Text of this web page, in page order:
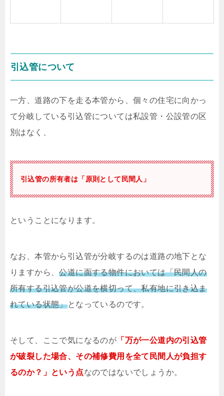
引込管について
一方、道路の下を走る本管から、個々の住宅に向かっ
て分岐している引込管については私設管・公設管の区
別はなく、
引込管の所有者は「原則として民間人」
ということになります。
なお、本管から引込管が分岐するのは道路の地下とな
りますから、公道に面する物件においては「民間人の
所有する引込管が公道を横切って、私有地に引き込ま
れている状態」となっているのです。
そして、ここで気になるのが 「万が一公道内の引込管
が破裂した場合、その補修費用を全て民間人が負担す
るのか？」という点なのではないでしょうか。